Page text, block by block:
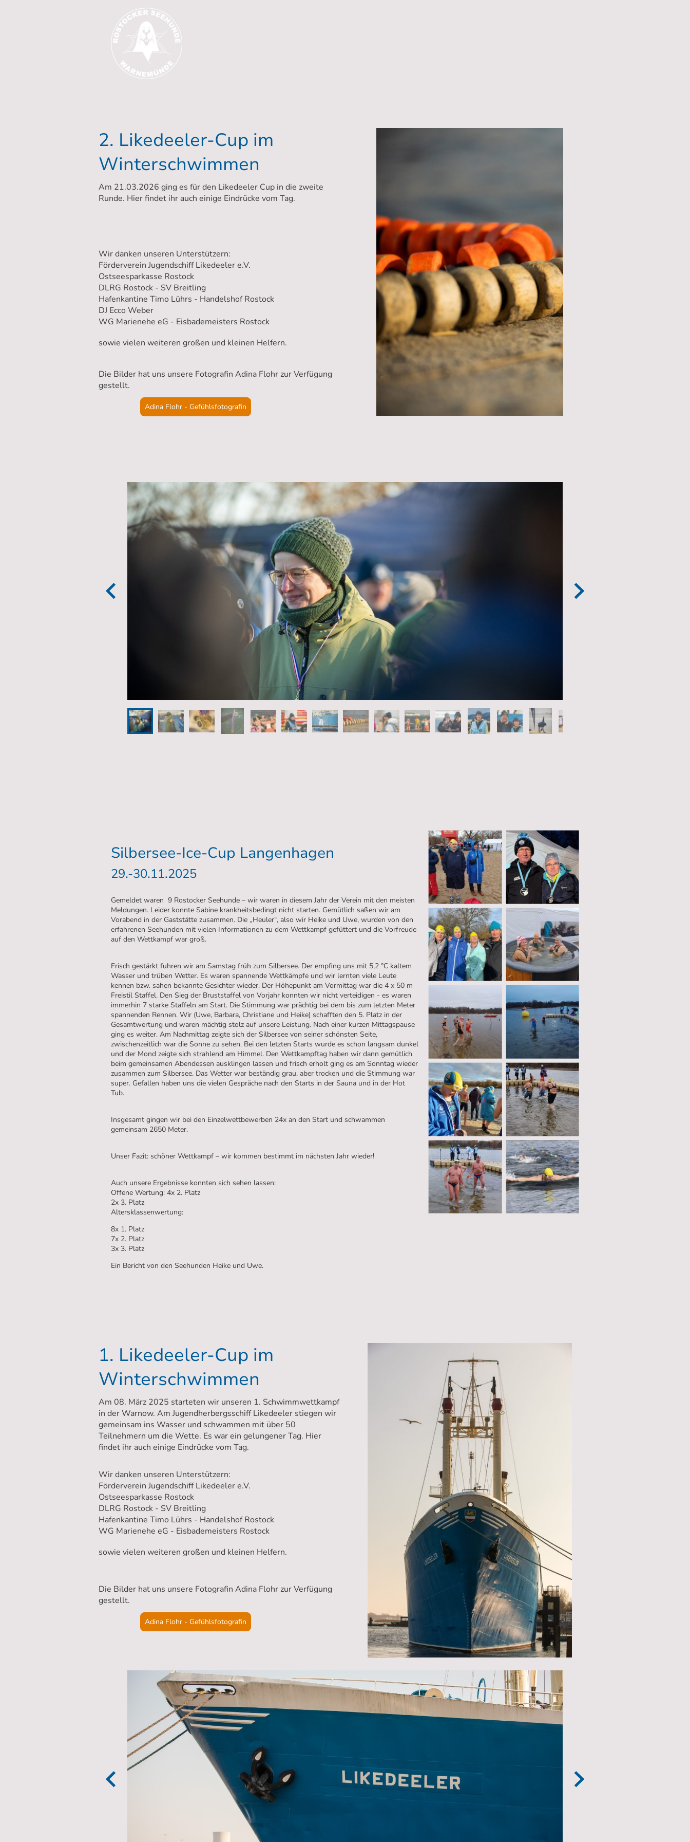
2. Likedeeler-Cup im
Winterschwimmen
Am 21.03.2026 ging es für den Likedeeler Cup in die zweite
Runde. Hier findet ihr auch einige Eindrücke vom Tag.
Wir danken unseren Unterstützern:
Förderverein Jugendschiff Likedeeler e.V.
Ostseesparkasse Rostock
DLRG Rostock - SV Breitling
Hafenkantine Timo Lührs - Handelshof Rostock
DJ Ecco Weber
WG Marienehe eG - Eisbademeisters Rostock
sowie vielen weiteren großen und kleinen Helfern.
Adina Flohr - Gefühlsfotografin
Die Bilder hat uns unsere Fotografin Adina Flohr zur Verfügung
gestellt.
Silbersee-Ice-Cup Langenhagen
29.-30.11.2025
Gemeldet waren 9 Rostocker Seehunde – wir waren in diesem Jahr der Verein mit den meisten
Meldungen. Leider konnte Sabine krankheitsbedingt nicht starten. Gemütlich saßen wir am
Vorabend in der Gaststätte zusammen. Die „Heuler“, also wir Heike und Uwe, wurden von den
erfahrenen Seehunden mit vielen Informationen zu dem Wettkampf gefüttert und die Vorfreude
auf den Wettkampf war groß.
Frisch gestärkt fuhren wir am Samstag früh zum Silbersee. Der empfing uns mit 5,2 °C kaltem
Wasser und trüben Wetter. Es waren spannende Wettkämpfe und wir lernten viele Leute
kennen bzw. sahen bekannte Gesichter wieder. Der Höhepunkt am Vormittag war die 4 x 50 m
Freistil Staffel. Den Sieg der Bruststaffel von Vorjahr konnten wir nicht verteidigen - es waren
immerhin 7 starke Staffeln am Start. Die Stimmung war prächtig bei dem bis zum letzten Meter
spannenden Rennen. Wir (Uwe, Barbara, Christiane und Heike) schafften den 5. Platz in der
Gesamtwertung und waren mächtig stolz auf unsere Leistung. Nach einer kurzen Mittagspause
ging es weiter. Am Nachmittag zeigte sich der Silbersee von seiner schönsten Seite,
zwischenzeitlich war die Sonne zu sehen. Bei den letzten Starts wurde es schon langsam dunkel
und der Mond zeigte sich strahlend am Himmel. Den Wettkampftag haben wir dann gemütlich
beim gemeinsamen Abendessen ausklingen lassen und frisch erholt ging es am Sonntag wieder
zusammen zum Silbersee. Das Wetter war beständig grau, aber trocken und die Stimmung war
super. Gefallen haben uns die vielen Gespräche nach den Starts in der Sauna und in der Hot
Tub.
Insgesamt gingen wir bei den Einzelwettbewerben 24x an den Start und schwammen
gemeinsam 2650 Meter.
Unser Fazit: schöner Wettkampf – wir kommen bestimmt im nächsten Jahr wieder!
Auch unsere Ergebnisse konnten sich sehen lassen:
Offene Wertung: 4x 2. Platz
2x 3. Platz
Altersklassenwertung:
8x 1. Platz
7x 2. Platz
3x 3. Platz
Ein Bericht von den Seehunden Heike und Uwe.
1. Likedeeler-Cup im
Winterschwimmen
Am 08. März 2025 starteten wir unseren 1. Schwimmwettkampf
in der Warnow. Am Jugendherbergsschiff Likedeeler stiegen wir
gemeinsam ins Wasser und schwammen mit über 50
Teilnehmern um die Wette. Es war ein gelungener Tag. Hier
findet ihr auch einige Eindrücke vom Tag.
Wir danken unseren Unterstützern:
Förderverein Jugendschiff Likedeeler e.V.
Ostseesparkasse Rostock
DLRG Rostock - SV Breitling
Hafenkantine Timo Lührs - Handelshof Rostock
WG Marienehe eG - Eisbademeisters Rostock
sowie vielen weiteren großen und kleinen Helfern.
Adina Flohr - Gefühlsfotografin
Die Bilder hat uns unsere Fotografin Adina Flohr zur Verfügung
gestellt.